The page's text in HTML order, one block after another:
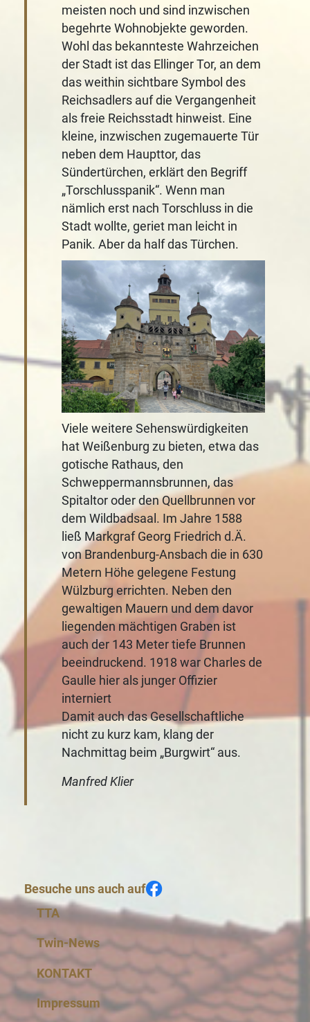
meisten noch und sind inzwischen
begehrte Wohnobjekte geworden.
Wohl das bekannteste Wahrzeichen
der Stadt ist das Ellinger Tor, an dem
das weithin sichtbare Symbol des
Reichsadlers auf die Vergangenheit
als freie Reichsstadt hinweist. Eine
kleine, inzwischen zugemauerte Tür
neben dem Haupttor, das
Sündertürchen, erklärt den Begriff
„Torschlusspanik“. Wenn man
nämlich erst nach Torschluss in die
Stadt wollte, geriet man leicht in
Panik. Aber da half das Türchen.
Viele weitere Sehenswürdigkeiten
hat Weißenburg zu bieten, etwa das
gotische Rathaus, den
Schweppermannsbrunnen, das
Spitaltor oder den Quellbrunnen vor
dem Wildbadsaal. Im Jahre 1588
ließ Markgraf Georg Friedrich d.Ä.
von Brandenburg-Ansbach die in 630
Metern Höhe gelegene Festung
Wülzburg errichten. Neben den
gewaltigen Mauern und dem davor
liegenden mächtigen Graben ist
auch der 143 Meter tiefe Brunnen
beeindruckend. 1918 war Charles de
Gaulle hier als junger Offizier
interniert
Damit auch das Gesellschaftliche
nicht zu kurz kam, klang der
Nachmittag beim „Burgwirt“ aus.
Manfred Klier
Besuche uns auch auf
TTA
Twin-News
KONTAKT
Impressum